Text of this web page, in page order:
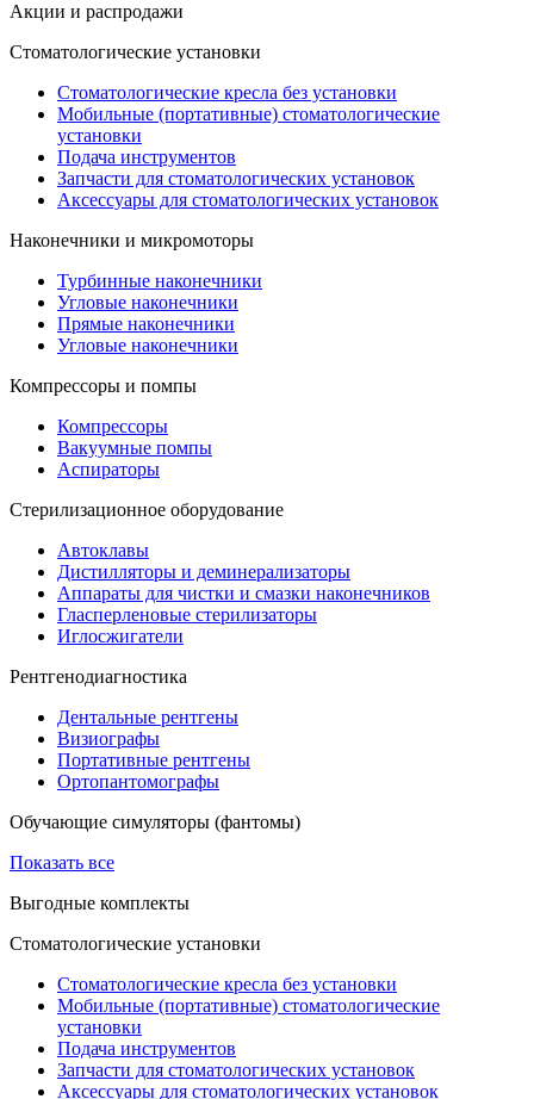
Акции и распродажи
Стоматологические установки
Стоматологические кресла без установки
Мобильные (портативные) стоматологические
установки
Подача инструментов
Запчасти для стоматологических установок
Аксессуары для стоматологических установок
Наконечники и микромоторы
Турбинные наконечники
Угловые наконечники
Прямые наконечники
Угловые наконечники
Компрессоры и помпы
Компрессоры
Вакуумные помпы
Аспираторы
Стерилизационное оборудование
Автоклавы
Дистилляторы и деминерализаторы
Аппараты для чистки и смазки наконечников
Гласперленовые стерилизаторы
Иглосжигатели
Рентгенодиагностика
Дентальные рентгены
Визиографы
Портативные рентгены
Ортопантомографы
Обучающие симуляторы (фантомы)
Показать все
Выгодные комплекты
Стоматологические установки
Стоматологические кресла без установки
Мобильные (портативные) стоматологические
установки
Подача инструментов
Запчасти для стоматологических установок
Аксессуары для стоматологических установок